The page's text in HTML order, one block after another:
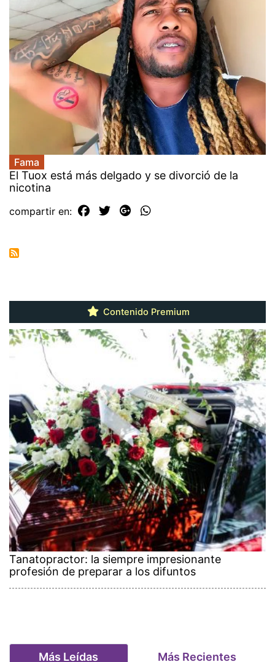
Fama
El Tuox está más delgado y se divorció de la
nicotina
compartir en:
Contenido Premium
Tanatopractor: la siempre impresionante
profesión de preparar a los difuntos
Más Leídas Más Recientes